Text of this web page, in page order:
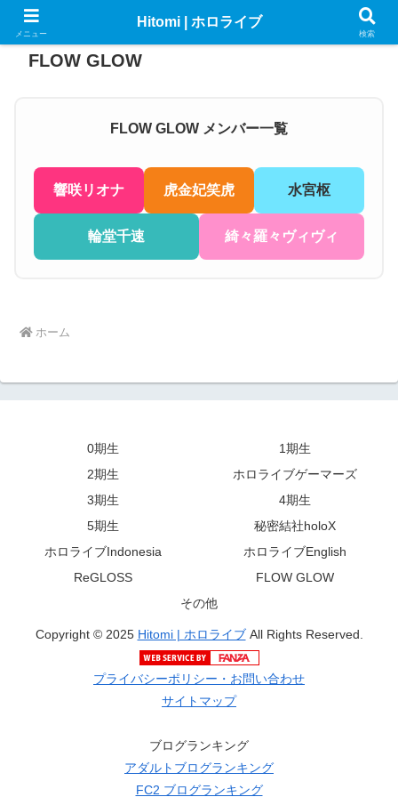
FLOW GLOW
FLOW GLOW メンバー一覧
響咲リオナ 虎金妃笑虎 水宮枢
輪堂千速 綺々羅々ヴィヴィ
ホーム
0期生
1期生
2期生
ホロライブゲーマーズ
3期生
4期生
5期生
秘密結社holoX
ホロライブIndonesia
ホロライブEnglish
ReGLOSS
FLOW GLOW
その他
Copyright © 2025 Hitomi | ホロライブAll Rights Reserved.
プライバシーポリシー・お問い合わせ
サイトマップ
ブログランキング
アダルトブログランキング
FC2 ブログランキング
メニュー
Hitomi | ホロライブ
検索